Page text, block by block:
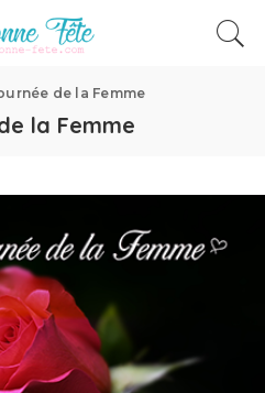
de la Femme
la Femme